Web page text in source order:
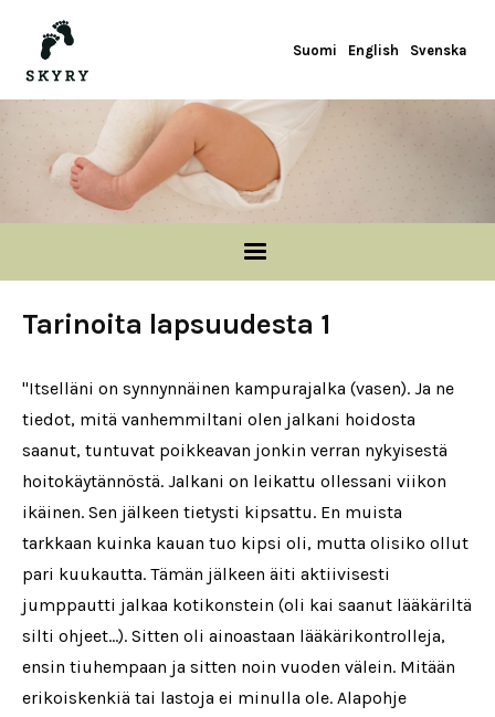
Suomi English Svenska
Tarinoita lapsuudesta 1
"Itselläni on synnynnäinen kampurajalka (vasen). Ja ne
tiedot, mitä vanhemmiltani olen jalkani hoidosta
saanut, tuntuvat poikkeavan jonkin verran nykyisestä
hoitokäytännöstä. Jalkani on leikattu ollessani viikon
ikäinen. Sen jälkeen tietysti kipsattu. En muista
tarkkaan kuinka kauan tuo kipsi oli, mutta olisiko ollut
pari kuukautta. Tämän jälkeen äiti aktiivisesti
jumppautti jalkaa kotikonstein (oli kai saanut lääkäriltä
silti ohjeet...). Sitten oli ainoastaan lääkärikontrolleja,
ensin tiuhempaan ja sitten noin vuoden välein. Mitään
erikoiskenkiä tai lastoja ei minulla ole. Alapohje